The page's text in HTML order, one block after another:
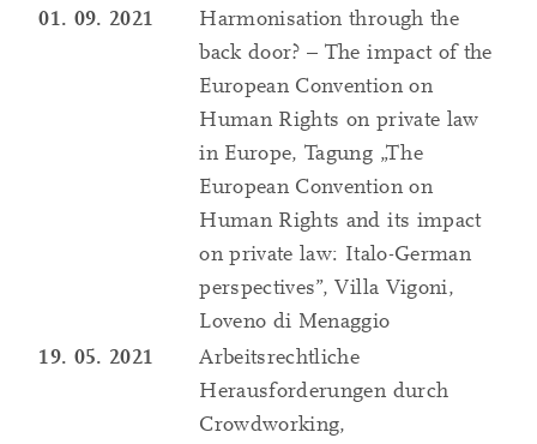
01. 09. 2021
Harmonisation through the
back door? – The impact of the
European Convention on
Human Rights on private law
in Europe, Tagung „The
European Convention on
Human Rights and its impact
on private law: Italo-German
perspectives”, Villa Vigoni,
Loveno di Menaggio
19. 05. 2021
Arbeitsrechtliche
Herausforderungen durch
Crowdworking,